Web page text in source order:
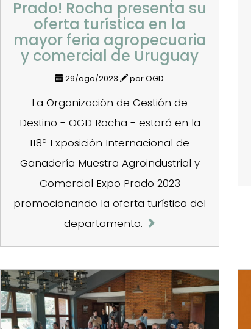
Prado! Rocha presenta su
oferta turística en la
mayor feria agropecuaria
y comercial de Uruguay
29/ago/2023 por OGD
La Organización de Gestión de
Destino - OGD Rocha - estará en la
118ª Exposición Internacional de
Ganadería Muestra Agroindustrial y
Comercial Expo Prado 2023
promocionando la oferta turística del
departamento.